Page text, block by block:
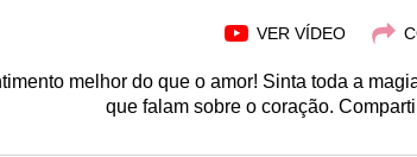
VER VÍDEO
melhor do que o amor! Sinta toda a
que falam sobre o coração.